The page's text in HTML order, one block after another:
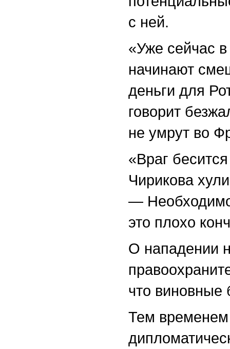
с ней.
«Уже сейчас
начинают
деньги для
говорит
не умрут во
«Враг
Чирикова
— Необходимо
это плохо
О нападении
что виновные
Тем временем